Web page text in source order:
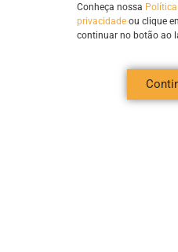
Todos os direitos reservados -
Conheça nossa
privacidade ou clique
continuar no botão ao